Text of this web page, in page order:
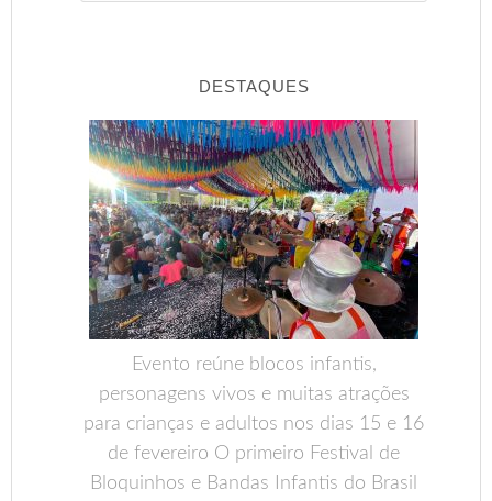
DESTAQUES
Evento reúne blocos infantis,
personagens vivos e muitas atrações
para crianças e adultos nos dias 15 e 16
de fevereiro O primeiro Festival de
Bloquinhos e Bandas Infantis do Brasil